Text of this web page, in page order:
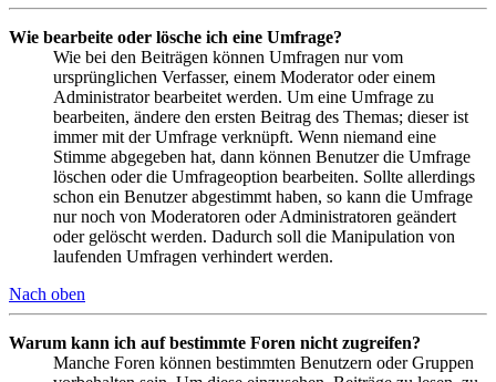
Wie bearbeite oder lösche ich eine Umfrage?
Wie bei den Beiträgen können Umfragen nur vom
ursprünglichen Verfasser, einem Moderator oder einem
Administrator bearbeitet werden. Um eine Umfrage zu
bearbeiten, ändere den ersten Beitrag des Themas; dieser ist
immer mit der Umfrage verknüpft. Wenn niemand eine
Stimme abgegeben hat, dann können Benutzer die Umfrage
löschen oder die Umfrageoption bearbeiten. Sollte allerdings
schon ein Benutzer abgestimmt haben, so kann die Umfrage
nur noch von Moderatoren oder Administratoren geändert
oder gelöscht werden. Dadurch soll die Manipulation von
laufenden Umfragen verhindert werden.
Nach oben
Warum kann ich auf bestimmte Foren nicht zugreifen?
Manche Foren können bestimmten Benutzern oder Gruppen